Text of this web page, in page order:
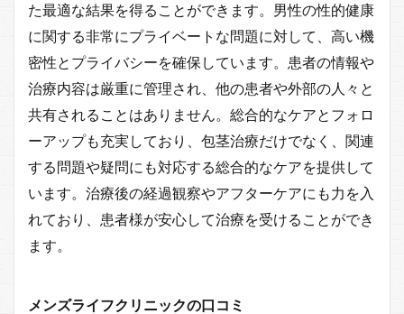
た最適な結果を得ることができます。男性の性的健康
に関する非常にプライベートな問題に対して、高い機
密性とプライバシーを確保しています。患者の情報や
治療内容は厳重に管理され、他の患者や外部の人々と
共有されることはありません。総合的なケアとフォロ
ーアップも充実しており、包茎治療だけでなく、関連
する問題や疑問にも対応する総合的なケアを提供して
います。治療後の経過観察やアフターケアにも力を入
れており、患者様が安心して治療を受けることができ
ます。
メンズライフクリニックの口コミ